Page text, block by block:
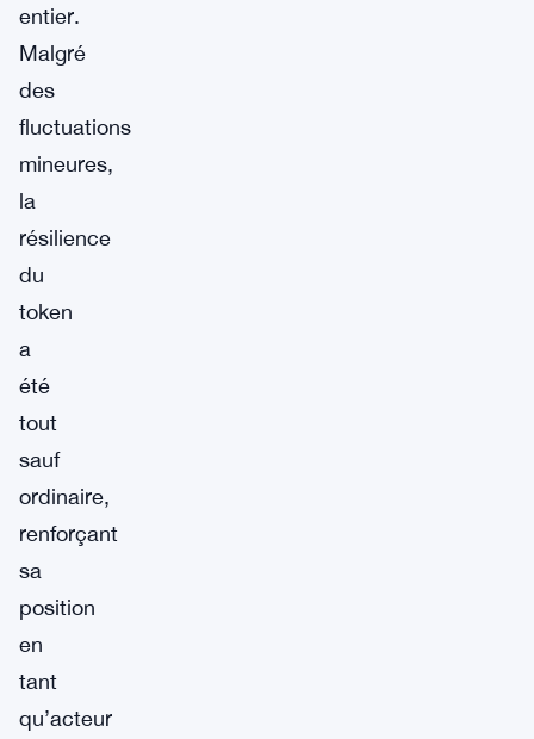
entier.
Malgré
des
fluctuations
mineures,
la
résilience
du
token
a
été
tout
sauf
ordinaire,
renforçant
sa
position
en
tant
qu’acteur